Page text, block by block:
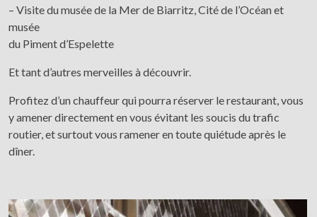
– Visite du musée de la Mer de Biarritz, Cité de l’Océan et
musée
du Piment d’Espelette
Et tant d’autres merveilles à découvrir.
Profitez d’un chauffeur qui pourra réserver le restaurant, vous
y amener directement en vous évitant les soucis du trafic
routier, et surtout vous ramener en toute quiétude après le
dîner.